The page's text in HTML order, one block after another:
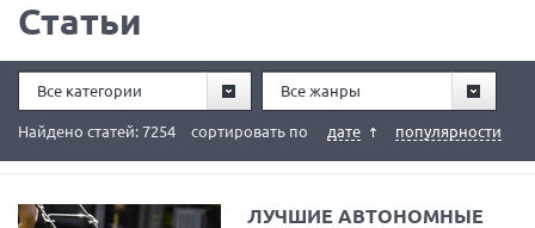
Статьи
Все категории Все жанры
сортировать по дате популярности
Найдено статей: 7254
ЛУЧШИЕ АВТОНОМНЫЕ